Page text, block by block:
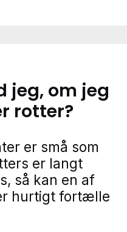
jeg, om jeg
rotter?
er små som
er langt
så kan en af
hurtigt fortælle